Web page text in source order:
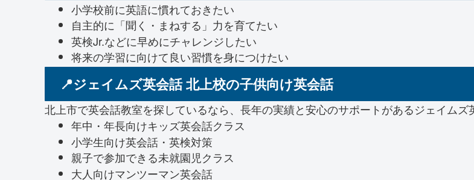
小学校前に英語に慣れておきたい
自主的に「聞く・まねする」力を育てたい
英検Jr.などに早めにチャレンジしたい
将来の学習に向けて良い習慣を身につけたい
📍ジェイムズ英会話 北上校の子供向け英会話
北上市で英会話教室を探しているなら、長年の実績と安心のサポートがあるジェイムズ
年中・年長向けキッズ英会話クラス
小学生向け英会話・英検対策
親子で参加できる未就園児クラス
大人向けマンツーマン英会話